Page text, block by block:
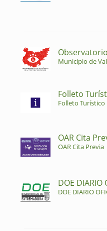
Municipio de
Folleto
Folleto Turístico
OAR Cita
OAR Cita Previa
DOE DIARIO
DOE DIARIO